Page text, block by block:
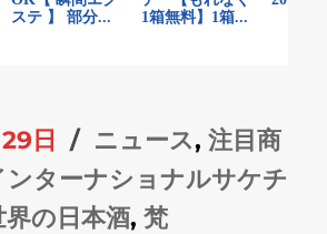
日
カ
テ
ゴ
ニュース,注目商
ンターナショナルサケチ
界の日本酒,梵